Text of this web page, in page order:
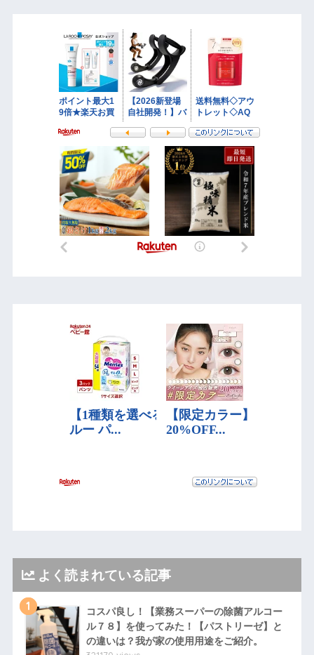
よく読まれている記事
1
コスパ良し！【業務スーパーの除菌アルコー
ル７８】を使ってみた！【パストリーゼ】と
の違いは？我が家の使用用途をご紹介。